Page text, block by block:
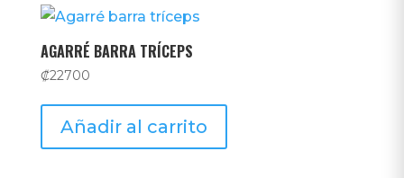
AGARRÉ BARRA TRÍCEPS
₡22700
Añadir al carrito